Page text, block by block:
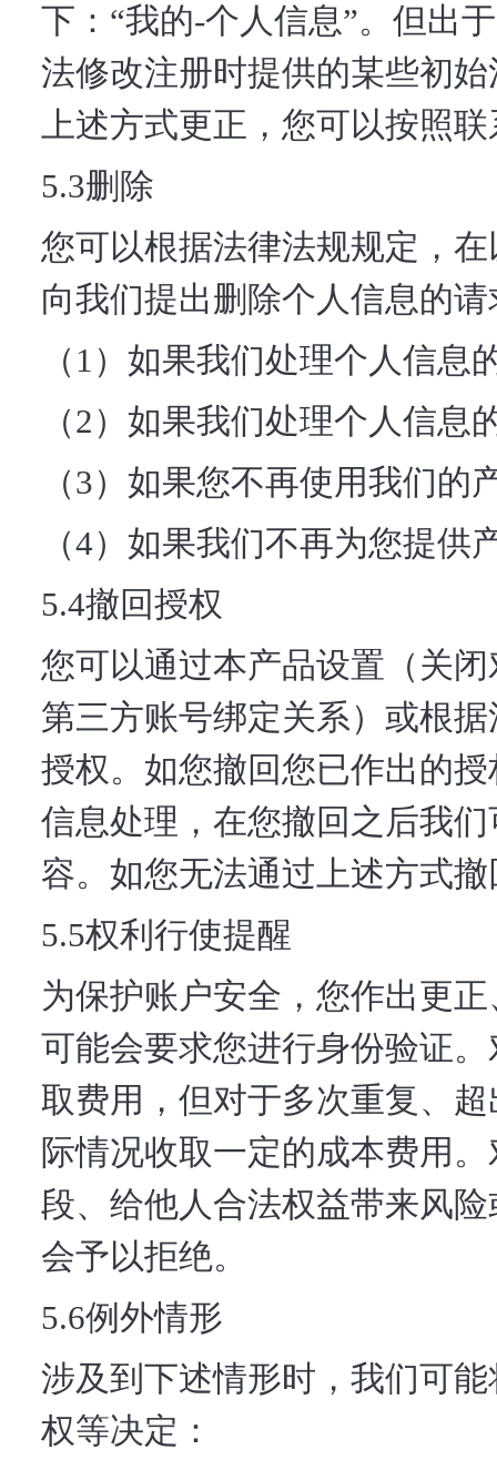
下：“我的-个人信息”。但出
法修改注册时提供的某些初
上述方式更正，您可以按照
5.3删除
您可以根据法律法规规定，
向我们提出删除个人信息的请
（1）如果我们处理个人信息
（2）如果我们处理个人信
（3）如果您不再使用我们
（4）如果我们不再为您提供
5.4撤回授权
您可以通过本产品设置（关
第三方账号绑定关系）或根
授权。如您撤回您已作出的
信息处理，在您撤回之后我
容。如您无法通过上述方式
5.5权利行使提醒
为保护账户安全，您作出更
可能会要求您进行身份验证
取费用，但对于多次重复、
际情况收取一定的成本费用
段、给他人合法权益带来风
会予以拒绝。
5.6例外情形
涉及到下述情形时，我们可
权等决定：